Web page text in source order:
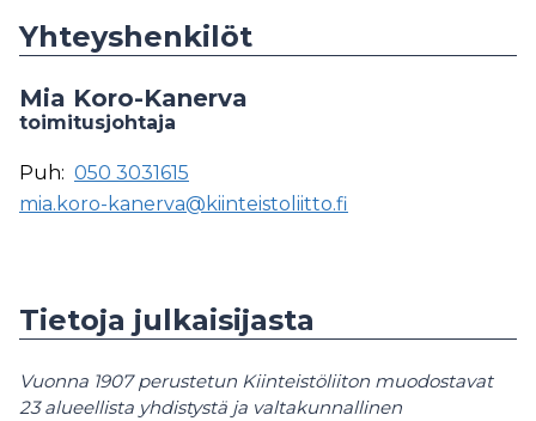
Yhteyshenkilöt
Mia Koro-Kanerva
toimitusjohtaja
Puh: 050 3031615
mia.koro-kanerva@kiinteistoliitto.fi
Tietoja julkaisijasta
Vuonna 1907 perustetun Kiinteistöliiton muodostavat
23 alueellista yhdistystä ja valtakunnallinen